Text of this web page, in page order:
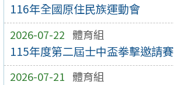
116年全國原住民族運動會
2026-07-22 體育組
115年度第二屆士中盃拳擊邀請賽
2026-07-21 體育組